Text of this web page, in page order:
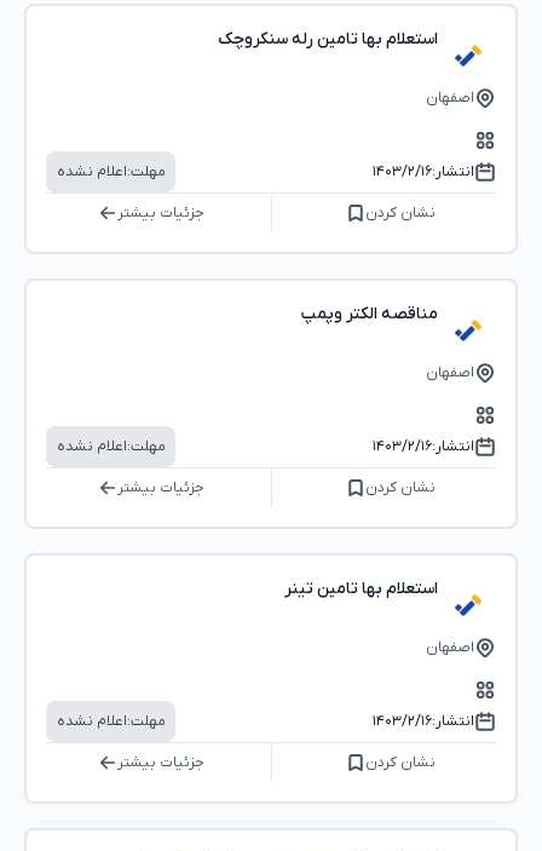
استعلام بها تامین رله سنکروچک
اصفهان
انتشار:۱۴۰۳/۲/۱۶ مهلت:اعلام نشده
نشان کردن جزئیات بیشتر
مناقصه الکتر وپمپ
اصفهان
انتشار:۱۴۰۳/۲/۱۶ مهلت:اعلام نشده
نشان کردن جزئیات بیشتر
استعلام بها تامین تینر
اصفهان
انتشار:۱۴۰۳/۲/۱۶ مهلت:اعلام نشده
نشان کردن جزئیات بیشتر